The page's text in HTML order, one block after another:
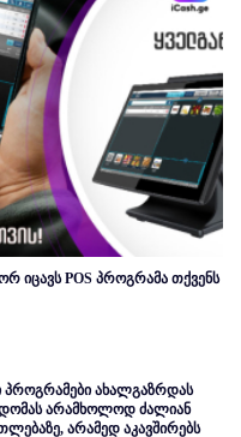
იცავს POS პროგრამა თქვენს
ახალგაზრდას
არამხოლოდ ძალიან
არამედ აკავშირებს